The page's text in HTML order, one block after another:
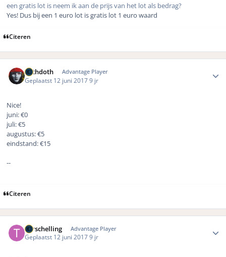
een gratis lot is neem ik aan de prijs van het lot als bedrag?
Yes! Dus bij een 1 euro lot is gratis lot 1 euro waard
Citeren
bethdoth Advantage Player
Geplaatst 12 juni 20179 jr
Nice!
juni: €0
juli: €5
augustus: €5
eindstand: €15
--
Citeren
Terschelling Advantage Player
Geplaatst 12 juni 20179 jr